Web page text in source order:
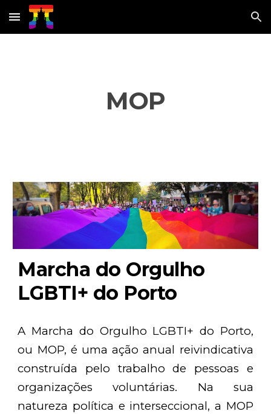
Skip to main content Skip to navigation
MOP
Marcha do Orgulho
LGBTI+ do Porto
A Marcha do Orgulho LGBTI+ do Porto,
ou MOP, é uma ação anual reivindicativa
construída pelo trabalho de pessoas e
organizações voluntárias. Na sua
natureza política e interseccional, a MOP